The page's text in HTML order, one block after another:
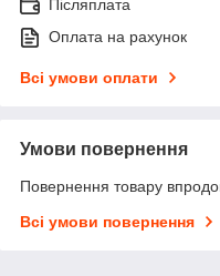
Післяплата
Оплата на рахунок
Всі умови оплати
Умови повернення
Повернення товару
Всі умови повернення